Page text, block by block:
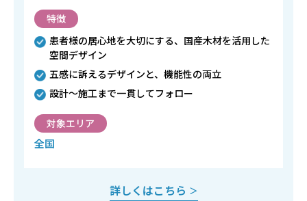
特徴
患者様の居心地を大切にする、国産木材を活用した
空間デザイン
五感に訴えるデザインと、機能性の両立
設計～施工まで一貫してフォロー
対象エリア
全国
詳しくはこちら ＞